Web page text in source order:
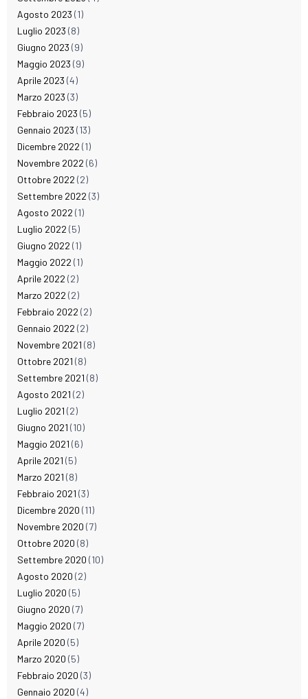
Agosto 2023 (1)
Luglio 2023 (8)
Giugno 2023 (9)
Maggio 2023 (9)
Aprile 2023 (4)
Marzo 2023 (3)
Febbraio 2023 (5)
Gennaio 2023 (13)
Dicembre 2022 (1)
Novembre 2022 (6)
Ottobre 2022 (2)
Settembre 2022 (3)
Agosto 2022 (1)
Luglio 2022 (5)
Giugno 2022 (1)
Maggio 2022 (1)
Aprile 2022 (2)
Marzo 2022 (2)
Febbraio 2022 (2)
Gennaio 2022 (2)
Novembre 2021 (8)
Ottobre 2021 (8)
Settembre 2021 (8)
Agosto 2021 (2)
Luglio 2021 (2)
Giugno 2021 (10)
Maggio 2021 (6)
Aprile 2021 (5)
Marzo 2021 (8)
Febbraio 2021 (3)
Dicembre 2020 (11)
Novembre 2020 (7)
Ottobre 2020 (8)
Settembre 2020 (10)
Agosto 2020 (2)
Luglio 2020 (5)
Giugno 2020 (7)
Maggio 2020 (7)
Aprile 2020 (5)
Marzo 2020 (5)
Febbraio 2020 (3)
Gennaio 2020 (4)